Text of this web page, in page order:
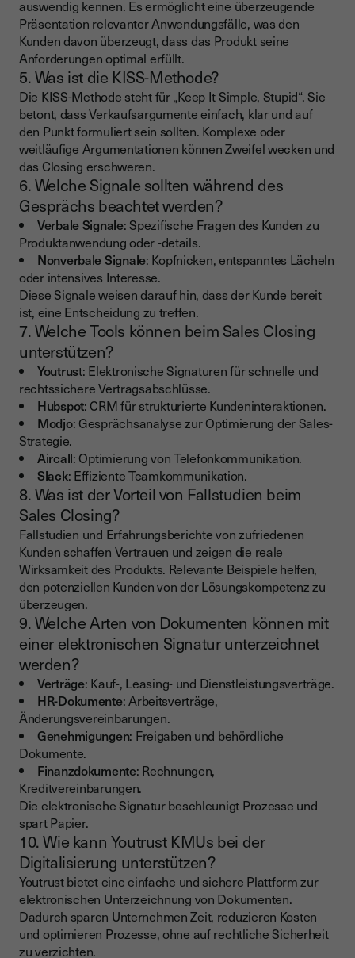
auswendig kennen. Es ermöglicht eine überzeugende
Präsentation relevanter Anwendungsfälle, was den
Kunden davon überzeugt, dass das Produkt seine
Anforderungen optimal erfüllt.
5. Was ist die KISS-Methode?
Die KISS-Methode steht für „Keep It Simple, Stupid“. Sie
betont, dass Verkaufsargumente einfach, klar und auf
den Punkt formuliert sein sollten. Komplexe oder
weitläufige Argumentationen können Zweifel wecken und
das Closing erschweren.
6. Welche Signale sollten während des
Gesprächs beachtet werden?
Verbale Signale: Spezifische Fragen des Kunden zu
Produktanwendung oder -details.
Nonverbale Signale: Kopfnicken, entspanntes Lächeln
oder intensives Interesse.
Diese Signale weisen darauf hin, dass der Kunde bereit
ist, eine Entscheidung zu treffen.
7. Welche Tools können beim Sales Closing
unterstützen?
Youtrust: Elektronische Signaturen für schnelle und
rechtssichere Vertragsabschlüsse.
Hubspot: CRM für strukturierte Kundeninteraktionen.
Modjo: Gesprächsanalyse zur Optimierung der Sales-
Strategie.
Aircall: Optimierung von Telefonkommunikation.
Slack: Effiziente Teamkommunikation.
8. Was ist der Vorteil von Fallstudien beim
Sales Closing?
Fallstudien und Erfahrungsberichte von zufriedenen
Kunden schaffen Vertrauen und zeigen die reale
Wirksamkeit des Produkts. Relevante Beispiele helfen,
den potenziellen Kunden von der Lösungskompetenz zu
überzeugen.
9. Welche Arten von Dokumenten können mit
einer elektronischen Signatur unterzeichnet
werden?
Verträge: Kauf-, Leasing- und Dienstleistungsverträge.
HR-Dokumente: Arbeitsverträge,
Änderungsvereinbarungen.
Genehmigungen: Freigaben und behördliche
Dokumente.
Finanzdokumente: Rechnungen,
Kreditvereinbarungen.
Die elektronische Signatur beschleunigt Prozesse und
spart Papier.
10. Wie kann Youtrust KMUs bei der
Digitalisierung unterstützen?
Youtrust bietet eine einfache und sichere Plattform zur
elektronischen Unterzeichnung von Dokumenten.
Dadurch sparen Unternehmen Zeit, reduzieren Kosten
und optimieren Prozesse, ohne auf rechtliche Sicherheit
zu verzichten.